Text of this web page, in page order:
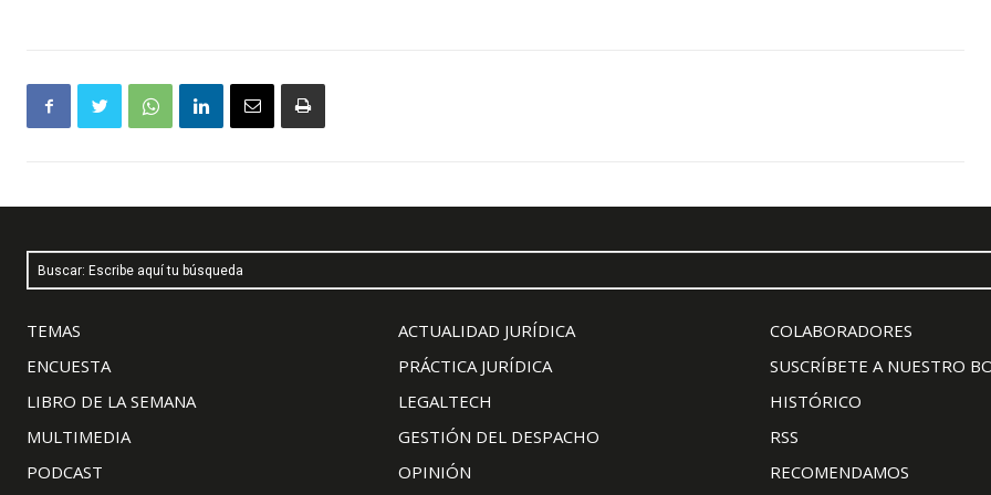
Buscar: Escribe aquí tu búsqueda
TEMAS
ENCUESTA
LIBRO DE LA SEMANA
MULTIMEDIA
PODCAST
ACTUALIDAD JURÍDICA
PRÁCTICA JURÍDICA
LEGALTECH
GESTIÓN DEL DESPACHO
OPINIÓN
COLABORADORES
SUSCRÍBETE A NUESTRO
HISTÓRICO
RSS
RECOMENDAMOS